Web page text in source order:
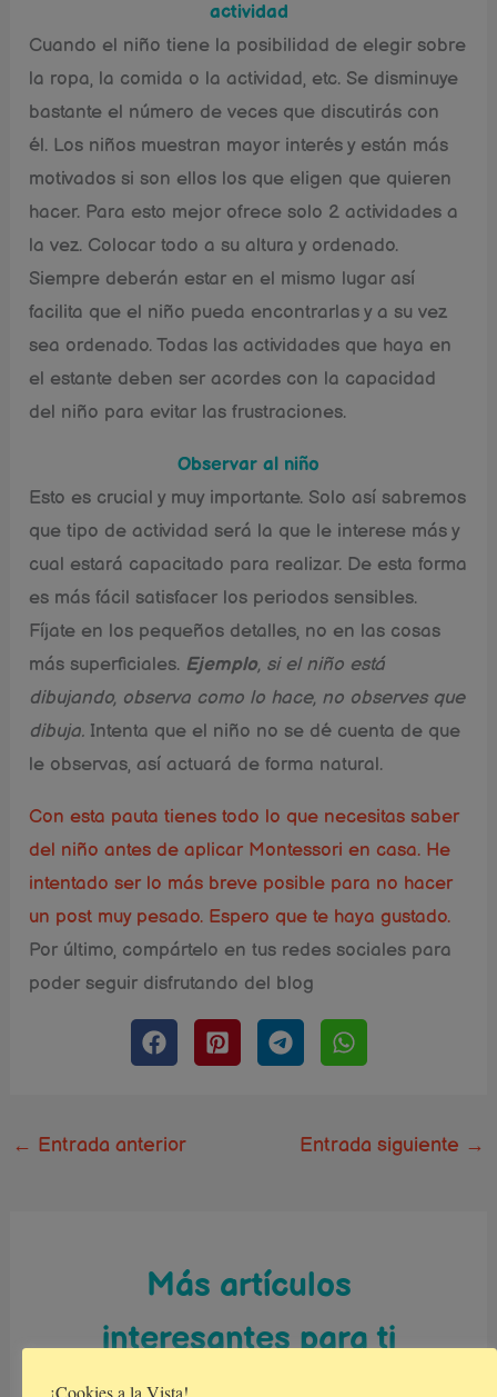
actividad
Cuando el niño tiene la posibilidad de elegir sobre
la ropa, la comida o la actividad, etc. Se disminuye
bastante el número de veces que discutirás con
él. Los niños muestran mayor interés y están más
motivados si son ellos los que eligen que quieren
hacer. Para esto mejor ofrece solo 2 actividades a
la vez. Colocar todo a su altura y ordenado.
Siempre deberán estar en el mismo lugar así
facilita que el niño pueda encontrarlas y a su vez
sea ordenado. Todas las actividades que haya en
el estante deben ser acordes con la capacidad
del niño para evitar las frustraciones.
Observar al niño
Esto es crucial y muy importante. Solo así sabremos
que tipo de actividad será la que le interese más y
cual estará capacitado para realizar. De esta forma
es más fácil satisfacer los periodos sensibles.
Fíjate en los pequeños detalles, no en las cosas
más superficiales. Ejemplo, si el niño está
dibujando, observa como lo hace, no observes que
dibuja. Intenta que el niño no se dé cuenta de que
le observas, así actuará de forma natural.
Con esta pauta tienes todo lo que necesitas saber
del niño antes de aplicar Montessori en casa. He
intentado ser lo más breve posible para no hacer
un post muy pesado. Espero que te haya gustado.
Por último, compártelo en tus redes sociales para
poder seguir disfrutando del blog
← Entrada anterior Entrada siguiente →
Más artículos
interesantes para ti
¡Cookies a la Vista!